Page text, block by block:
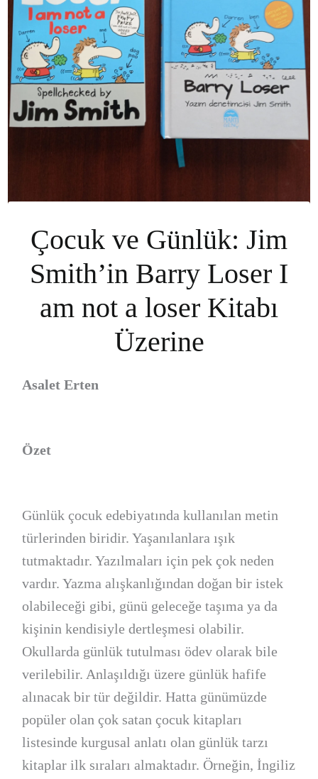
Çocuk ve Günlük: Jim
Smith’in Barry Loser I
am not a loser Kitabı
Üzerine
Asalet Erten
Özet
Günlük çocuk edebiyatında kullanılan metin
türlerinden biridir. Yaşanılanlara ışık
tutmaktadır. Yazılmaları için pek çok neden
vardır. Yazma alışkanlığından doğan bir istek
olabileceği gibi, günü geleceğe taşıma ya da
kişinin kendisiyle dertleşmesi olabilir.
Okullarda günlük tutulması ödev olarak bile
verilebilir. Anlaşıldığı üzere günlük hafife
alınacak bir tür değildir. Hatta günümüzde
popüler olan çok satan çocuk kitapları
listesinde kurgusal anlatı olan günlük tarzı
kitaplar ilk sıraları almaktadır. Örneğin, İngiliz